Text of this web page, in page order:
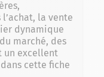
la vente
dynamique
marché, des
un excellent
cette fiche